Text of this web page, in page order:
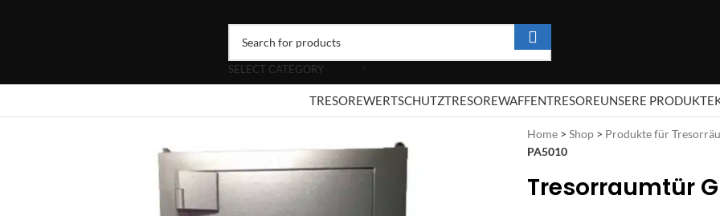
SELECT CATEGORY
TRESOREWERTSCHUTZTRESOREWAFFENTRESOREUNSERE PRODUKTE
Home > Shop > Produkte für
PA5010
Tresorraumtür